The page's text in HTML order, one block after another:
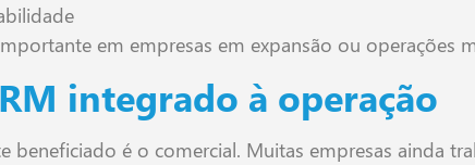
em empresas em expansão ou operações
integrado à operação
beneficiado é o comercial. Muitas empresas ainda